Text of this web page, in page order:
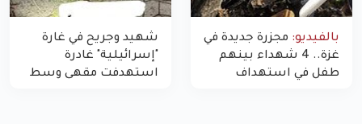
بالفيديو: مجزرة جديدة في
غزة.. 4 شهداء بينهم
طفل في استهداف
شهيد وجريح في غارة
"إسرائيلية" غادرة
استهدفت مقهى وسط